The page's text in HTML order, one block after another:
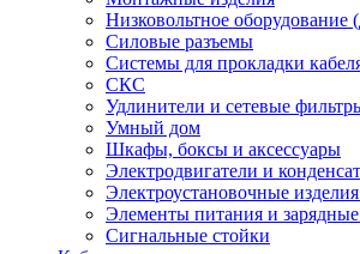
Низковольтное оборудование
Силовые разъемы
Системы для прокладки
СКС
Удлинители и сетевые
Умный дом
Шкафы, боксы и аксессуары
Электродвигатели и
Электроустановочные
Элементы питания и
Сигнальные стойки